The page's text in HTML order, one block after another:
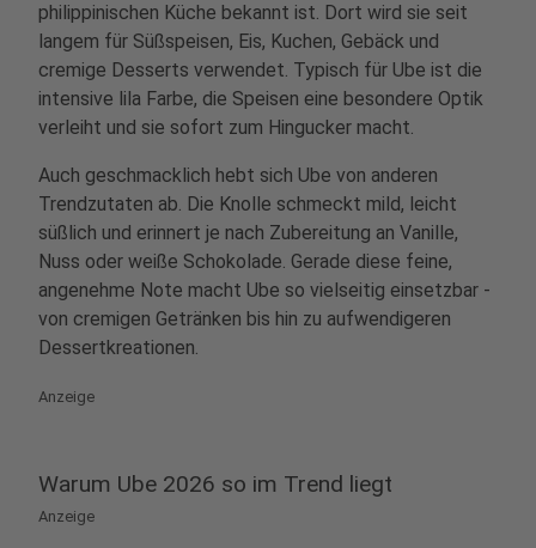
philippinischen Küche bekannt ist. Dort wird sie seit
langem für Süßspeisen, Eis, Kuchen, Gebäck und
cremige Desserts verwendet. Typisch für Ube ist die
intensive lila Farbe, die Speisen eine besondere Optik
verleiht und sie sofort zum Hingucker macht.
Auch geschmacklich hebt sich Ube von anderen
Trendzutaten ab. Die Knolle schmeckt mild, leicht
süßlich und erinnert je nach Zubereitung an Vanille,
Nuss oder weiße Schokolade. Gerade diese feine,
angenehme Note macht Ube so vielseitig einsetzbar -
von cremigen Getränken bis hin zu aufwendigeren
Dessertkreationen.
Anzeige
Warum Ube 2026 so im Trend liegt
Anzeige